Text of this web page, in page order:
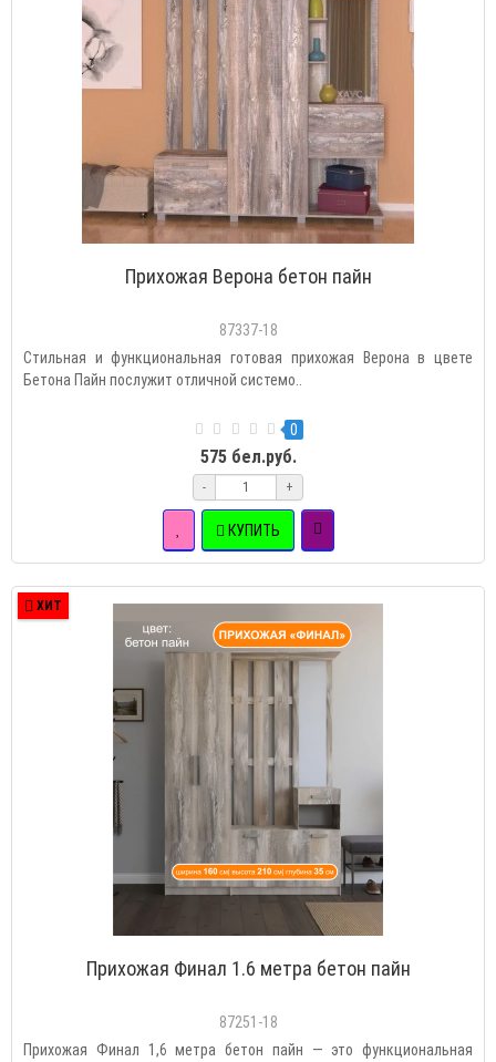
Прихожая Верона бетон пайн
87337-18
Стильная и функциональная готовая прихожая Верона в цвете
Бетона Пайн послужит отличной системо..
0
575 бел.руб.
- +
КУПИТЬ
ХИТ
Прихожая Финал 1.6 метра бетон пайн
87251-18
Прихожая Финал 1,6 метра бетон пайн — это функциональная